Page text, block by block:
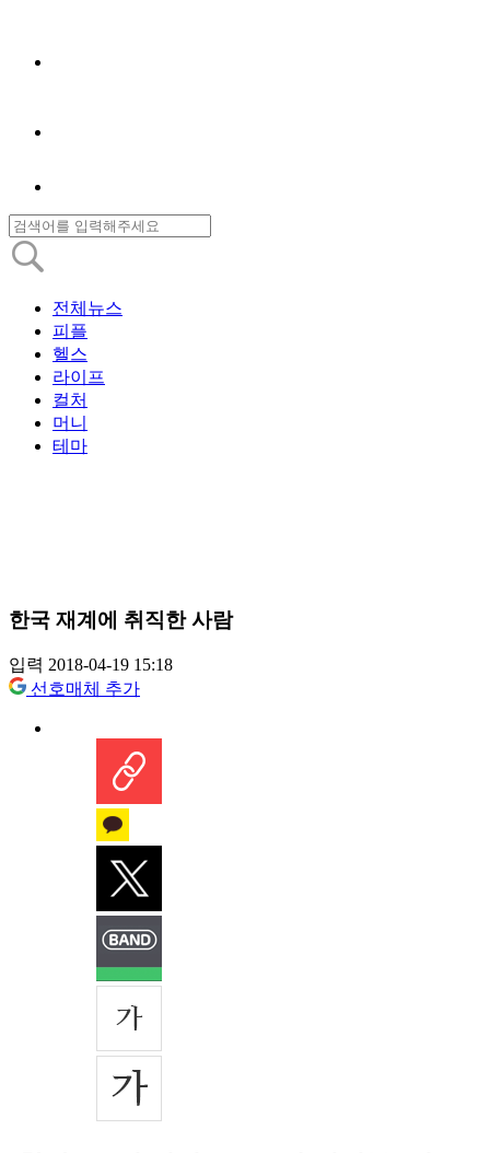
전체뉴스
피플
헬스
라이프
컬처
머니
테마
한국 재계에 취직한 사람
입력 2018-04-19 15:18
선호매체 추가